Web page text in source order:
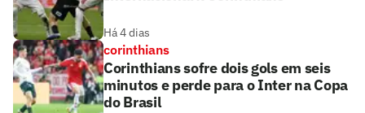
Há 4 dias
corinthians
Corinthians sofre dois gols em seis
minutos e perde para o Inter na Copa
do Brasil